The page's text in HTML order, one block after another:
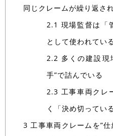
同じクレームが繰り返さ
2.1 現場監督は「
として使われてい
2.2 多くの建設現
手”で詰んでいる
2.3 工事車両クレ
く「決め切ってい
3 工事車両クレームを”